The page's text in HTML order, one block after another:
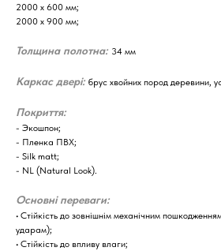
2000 х 600 мм;
2000 х 900 мм;
Толщина полотна: 34 мм
Каркас двері: брус хвойних пород деревини,
Покриття:
- Экошпон;
- Пленка ПВХ;
- Silk matt;
- NL (Natural Look).
Основні переваги:
​​• Стійкість до зовнішнім механічним
ударам);
• Стійкість до впливу влаги;